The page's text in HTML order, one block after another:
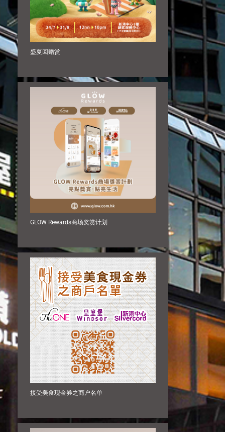
盛夏回赠赏
GLOW Rewards商场奖赏计划
接受美食现金券之商户名单